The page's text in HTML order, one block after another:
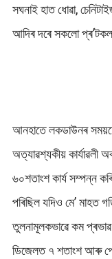
সঘনাই হাত ধোৱা,
আদিৰ দৰে সকলো
আনহাতে লকডাউনৰ
অত্যাৱশ্যকীয় কাৰ্যাৱলী
৬০শতাংশ কাৰ্য সম্পন্ন
পৰিছিল যদিও মে’ মাহত
তুলনামূলকভাৱে কম প্ৰভাৱ
ডিজেলত ৭ শতাংশ আৰু